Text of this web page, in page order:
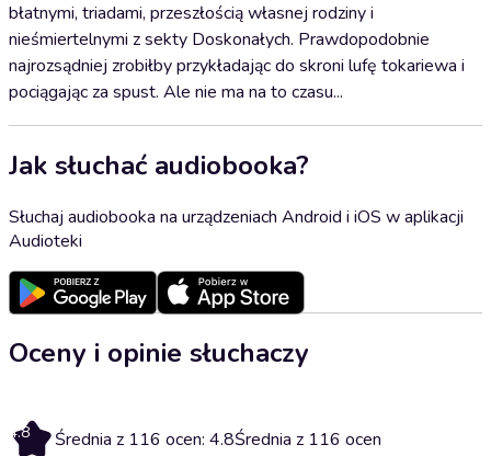
błatnymi, triadami, przeszłością własnej rodziny i
nieśmiertelnymi z sekty Doskonałych. Prawdopodobnie
najrozsądniej zrobiłby przykładając do skroni lufę tokariewa i
pociągając za spust. Ale nie ma na to czasu...
Jak słuchać audiobooka?
Słuchaj audiobooka na urządzeniach Android i iOS w aplikacji
Audioteki
Oceny i opinie słuchaczy
4.8 Średnia z 116 ocen: 4.8Średnia z 116 ocen